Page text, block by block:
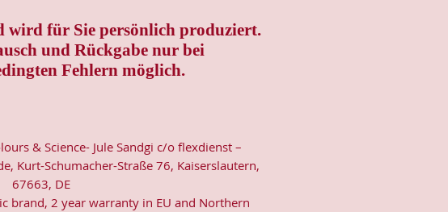
wird für Sie persönlich produziert.
und Rückgabe nur bei
Fehlern möglich.
& Science- Jule Sandgi c/o flexdienst –
Kurt-Schumacher-Straße 76, Kaiserslautern,
67663, DE
brand, 2 year warranty in EU and Northern